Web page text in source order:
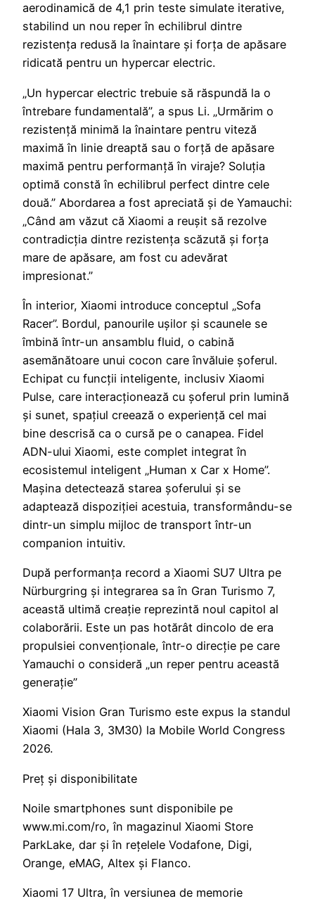
aerodinamică de 4,1 prin teste simulate iterative,
stabilind un nou reper în echilibrul dintre
rezistența redusă la înaintare și forța de apăsare
ridicată pentru un hypercar electric.
„Un hypercar electric trebuie să răspundă la o
întrebare fundamentală”, a spus Li. „Urmărim o
rezistență minimă la înaintare pentru viteză
maximă în linie dreaptă sau o forță de apăsare
maximă pentru performanță în viraje? Soluția
optimă constă în echilibrul perfect dintre cele
două.” Abordarea a fost apreciată și de Yamauchi:
„Când am văzut că Xiaomi a reușit să rezolve
contradicția dintre rezistența scăzută și forța
mare de apăsare, am fost cu adevărat
impresionat.”
În interior, Xiaomi introduce conceptul „Sofa
Racer”. Bordul, panourile ușilor și scaunele se
îmbină într-un ansamblu fluid, o cabină
asemănătoare unui cocon care învăluie șoferul.
Echipat cu funcții inteligente, inclusiv Xiaomi
Pulse, care interacționează cu șoferul prin lumină
și sunet, spațiul creează o experiență cel mai
bine descrisă ca o cursă pe o canapea. Fidel
ADN-ului Xiaomi, este complet integrat în
ecosistemul inteligent „Human x Car x Home”.
Mașina detectează starea șoferului și se
adaptează dispoziției acestuia, transformându-se
dintr-un simplu mijloc de transport într-un
companion intuitiv.
După performanța record a Xiaomi SU7 Ultra pe
Nürburgring și integrarea sa în Gran Turismo 7,
această ultimă creație reprezintă noul capitol al
colaborării. Este un pas hotărât dincolo de era
propulsiei convenționale, într-o direcție pe care
Yamauchi o consideră „un reper pentru această
generație”
Xiaomi Vision Gran Turismo este expus la standul
Xiaomi (Hala 3, 3M30) la Mobile World Congress
2026.
Preț și disponibilitate
Noile smartphones sunt disponibile pe
www.mi.com/ro, în magazinul Xiaomi Store
ParkLake, dar și în rețelele Vodafone, Digi,
Orange, eMAG, Altex și Flanco.
Xiaomi 17 Ultra, în versiunea de memorie